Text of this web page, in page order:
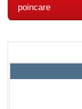
poincare